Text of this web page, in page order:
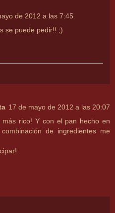
de 2012 a las 7:45
se puede pedir!! ;)
17 de mayo de 2012 a las 20:07
más rico! Y con el pan hecho en
de ingredientes me